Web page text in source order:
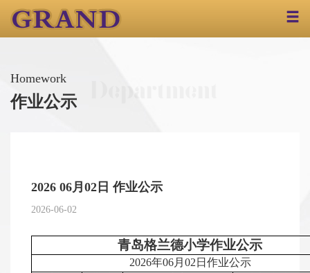
学校介绍
初中部
名师团队
课程设置 课程特色 升学成果
Department
Homework
作业公示
2026 06月02日 作业公示
2026-06-02
青岛格兰德小学作业公示
2026年06月02日作业公示